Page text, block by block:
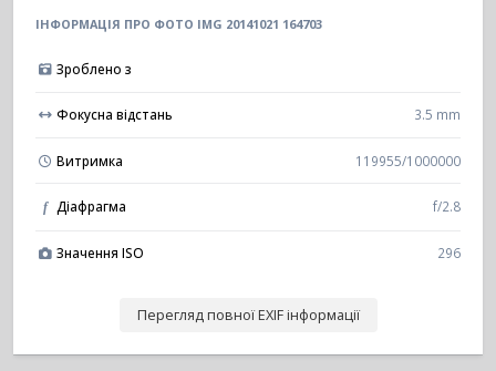
ІНФОРМАЦІЯ ПРО ФОТО IMG 20141021 164703
Зроблено з
Фокусна відстань 3.5 mm
Витримка 119955/1000000
f Діафрагма f/2.8
Значення ISO 296
Перегляд повної EXIF інформації